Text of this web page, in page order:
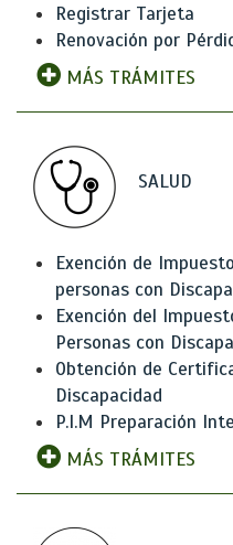
Registrar Tarjeta
Renovación por
MÁS TRÁMITES
SALUD
Exención de
personas con
Exención del
Personas con
Obtención de
Discapacidad
P.I.M Preparación
MÁS TRÁMITES